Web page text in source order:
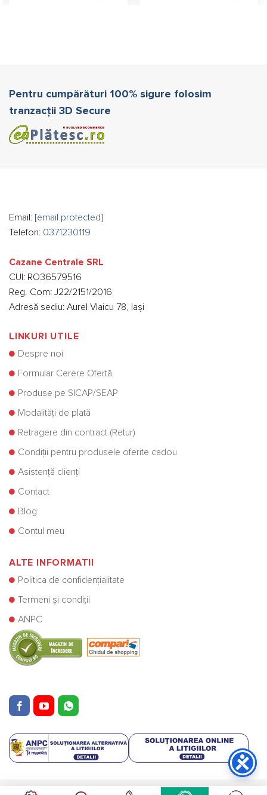
Pentru cumpărături 100% sigure folosim
tranzacții 3D Secure
Email: [email protected]
Telefon: 0371230119
Cazane Centrale SRL
CUI: RO36579516
Reg. Com: J22/2151/2016
Adresă sediu: Aurel Vlaicu 78, Iași
LINKURI UTILE
Despre noi
Formular Cerere Ofertă
Produse pe SICAP/SEAP
Modalități de plată
Retragere din contract (Retur)
Condiții pentru produsele oferite cadou
Asistență clienți
Contact
Blog
Contul meu
ALTE INFORMATII
Politica de confidențialitate
Termeni și condiții
ANPC